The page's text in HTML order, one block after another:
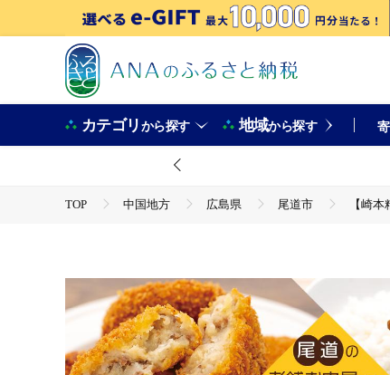
カテゴリから探す 地域から探す
TOP 中国地方 広島県 尾道市
【崎